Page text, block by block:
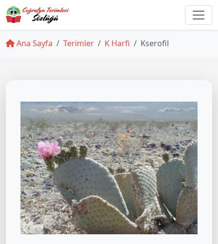
Ana Sayfa Terimler K Harfi Kserofil